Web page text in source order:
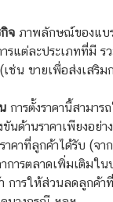
จ ภาพลักษณ์ของแบ
รแต่ละประเภทที่มี ร
ช่น ขายเพื่อส่งเสริม
การตั้งราคานี้สามา
นด้านราคาเพียงอย่า
คาที่ลูกค้าได้รับ (จา
การตลาดเพิ่มเติมใน
การให้ส่วนลดลูกค้า